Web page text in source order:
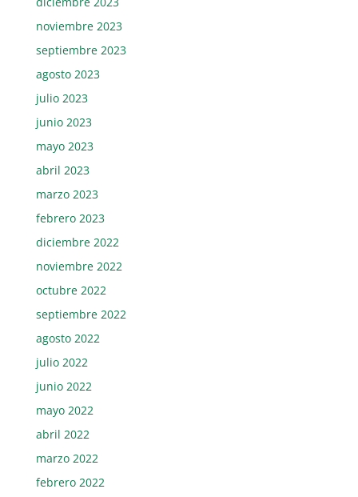
noviembre 2023
septiembre 2023
agosto 2023
julio 2023
junio 2023
mayo 2023
abril 2023
marzo 2023
febrero 2023
diciembre 2022
noviembre 2022
octubre 2022
septiembre 2022
agosto 2022
julio 2022
junio 2022
mayo 2022
abril 2022
marzo 2022
febrero 2022